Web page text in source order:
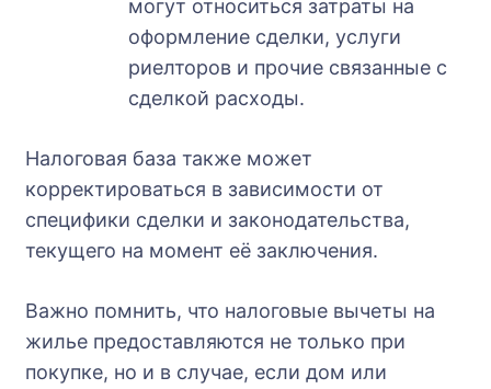
могут относиться затраты на
оформление сделки, услуги
риелторов и прочие связанные с
сделкой расходы.
Налоговая база также может
корректироваться в зависимости от
специфики сделки и законодательства,
текущего на момент её заключения.
Важно помнить, что налоговые вычеты на
жилье предоставляются не только при
покупке, но и в случае, если дом или